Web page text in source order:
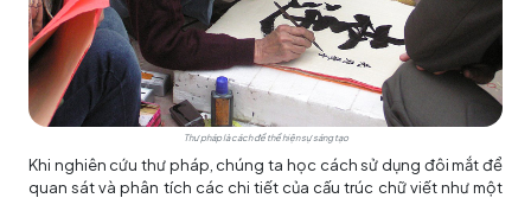
Thư pháp là cách để thể hiện sự sáng tạo
Khi nghiên cứu thư pháp, chúng ta học cách sử dụng đôi mắt để
quan sát và phân tích các chi tiết của cấu trúc chữ viết như một